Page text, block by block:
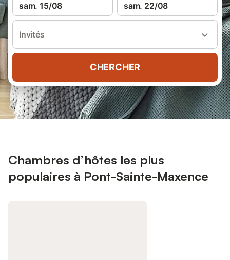
sam. 15/08 sam. 22/08
Invités
CHERCHER
Chambres d’hôtes les plus
populaires à Pont-Sainte-Maxence